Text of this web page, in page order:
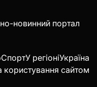
новинний портал
СпортУ регіоніУкраїна
користування сайтом